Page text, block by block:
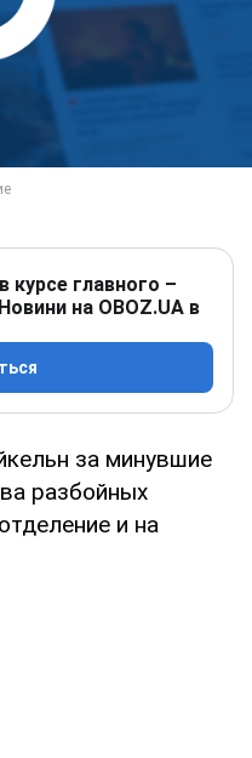
курсе главного –
на OBOZ.UA в
за минувшие
разбойных
и на